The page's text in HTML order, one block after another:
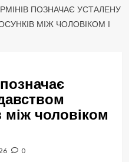
ПОЗНАЧАЄ УСТАЛЕНУ
МІЖ ЧОЛОВІКОМ І
чоловіком
0